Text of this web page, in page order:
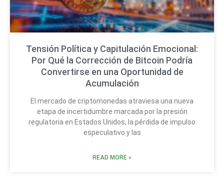
Tensión Política y Capitulación Emocional:
Por Qué la Corrección de Bitcoin Podría
Convertirse en una Oportunidad de
Acumulación
El mercado de criptomonedas atraviesa una nueva
etapa de incertidumbre marcada por la presión
regulatoria en Estados Unidos, la pérdida de impulso
especulativo y las
READ MORE »